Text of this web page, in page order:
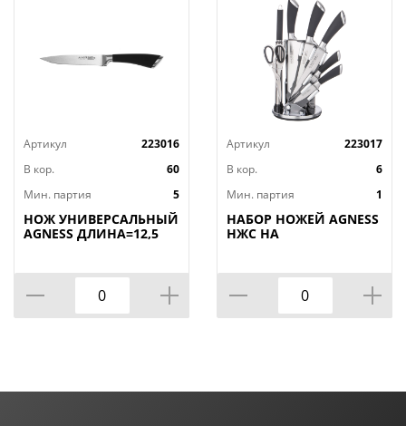
Артикул
223016
В кор.
60
Мин. партия
5
НОЖ УНИВЕРСАЛЬНЫЙ
AGNESS ДЛИНА=12,5
Артикул
223017
В кор.
6
Мин. партия
1
НАБОР НОЖЕЙ AGNESS
НЖС НА
ПОДСТАВКЕ 8 ПР.,
КОР=6НАБОР.